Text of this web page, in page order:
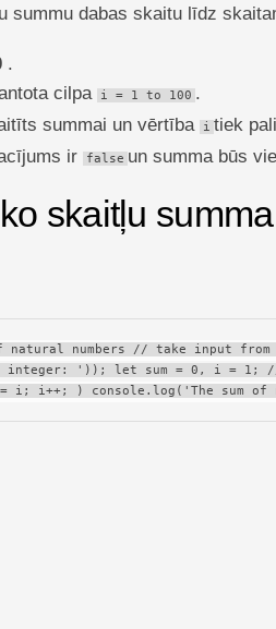
summu dabas skaitu līdz
.
cilpa i = 1 to 100 .
summai un vērtība
i tiek
ir false un summa būs
skaitļu
numbers // take input from
integer: ')); let sum = 0, i = 1;
i; i++; ) console.log('The sum of